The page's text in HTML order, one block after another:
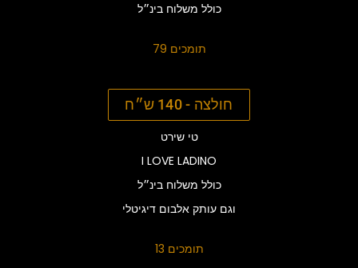
כולל משלוח בינ״ל
79 תומכים
חולצה - 140 ש״ח
טי שירט
I LOVE LADINO
כולל משלוח בינ״ל
וגם עותק אלבום דיגיטלי
13 תומכים